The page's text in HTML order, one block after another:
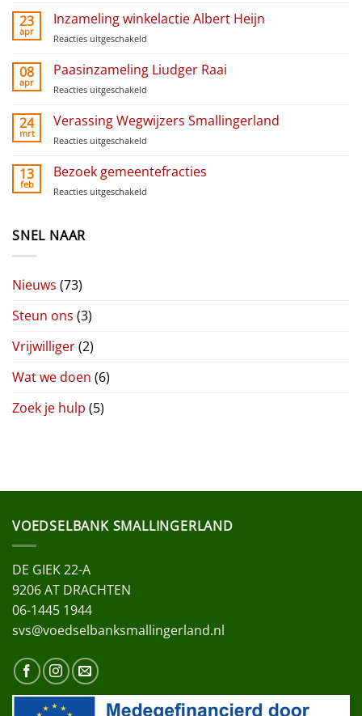
training
23
apr
Inzameling winkelactie Albert Heijn
Reacties uitgeschakeld
winkelactie
Albert
08
apr
Paasinzameling Liudger Raai
Reacties uitgeschakeld
Liudger
Raai
24
mrt
Verassing Wegwijzers Smallingerland
Reacties uitgeschakeld
Wegwijzers
13
feb
Bezoek gemeentefracties
Reacties uitgeschakeld
SNEL NAAR
Nieuws (73)
Steun ons (3)
Vrijwilliger(2)
Wat we doen (6)
Zoek je hulp (5)
VOEDSELBANK SMALLINGERLAND
DE GIEK 22-A
9206 AT DRACHTEN
06-1445 1944
svs@voedselbanksmallingerland.nl